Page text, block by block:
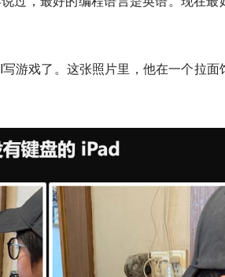
游戏了。这张照片里，他在一个拉面